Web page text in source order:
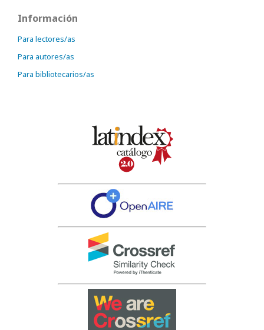
Información
Para lectores/as
Para autores/as
Para bibliotecarios/as